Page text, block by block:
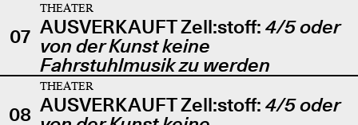
07
THEATER
AUSVERKAUFT Zell:stoff: 4/5 oder
von der Kunst keine
Fahrstuhlmusik zu werden
08
THEATER
AUSVERKAUFT Zell:stoff: 4/5 oder